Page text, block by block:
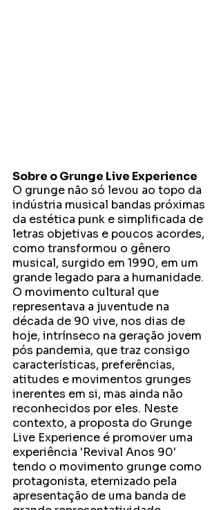
Sobre o Grunge Live Experience
O grunge não só levou ao topo da
indústria musical bandas próximas
da estética punk e simplificada de
letras objetivas e poucos acordes,
como transformou o gênero
musical, surgido em 1990, em um
grande legado para a humanidade.
O movimento cultural que
representava a juventude na
década de 90 vive, nos dias de
hoje, intrínseco na geração jovem
pós pandemia, que traz consigo
características, preferências,
atitudes e movimentos grunges
inerentes em si, mas ainda não
reconhecidos por eles. Neste
contexto, a proposta do Grunge
Live Experience é promover uma
experiência 'Revival Anos 90'
tendo o movimento grunge como
protagonista, eternizado pela
apresentação de uma banda de